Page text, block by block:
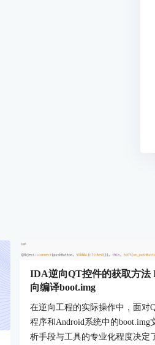
IDA逆向QT控件的获取方法
向编译boot.img
在逆向工程的实际操作中，面对
程序和Android系统中的boot.img
析手段与工具的专业化程度决定